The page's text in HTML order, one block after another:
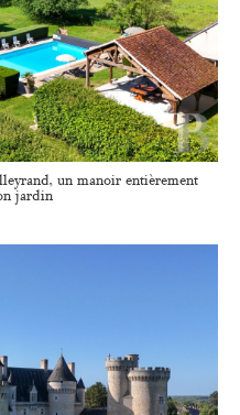
un manoir entièrement
jardin